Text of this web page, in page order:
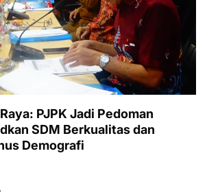
PJPK Jadi Pedoman
SDM Berkualitas dan
Demografi